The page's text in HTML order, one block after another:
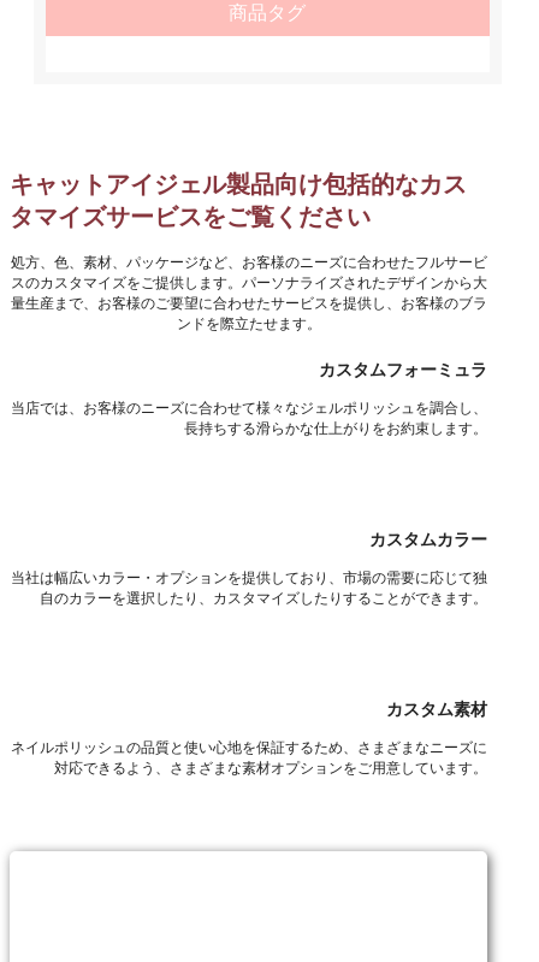
商品タグ
キャットアイジェル製品向け包括的なカス
タマイズサービスをご覧ください
処方、色、素材、パッケージなど、お客様のニーズに合わせたフルサービ
スのカスタマイズをご提供します。パーソナライズされたデザインから大
量生産まで、お客様のご要望に合わせたサービスを提供し、お客様のブラ
ンドを際立たせます。
カスタムフォーミュラ
当店では、お客様のニーズに合わせて様々なジェルポリッシュを調合し、
長持ちする滑らかな仕上がりをお約束します。
カスタムカラー
当社は幅広いカラー・オプションを提供しており、市場の需要に応じて独
自のカラーを選択したり、カスタマイズしたりすることができます。
カスタム素材
ネイルポリッシュの品質と使い心地を保証するため、さまざまなニーズに
対応できるよう、さまざまな素材オプションをご用意しています。